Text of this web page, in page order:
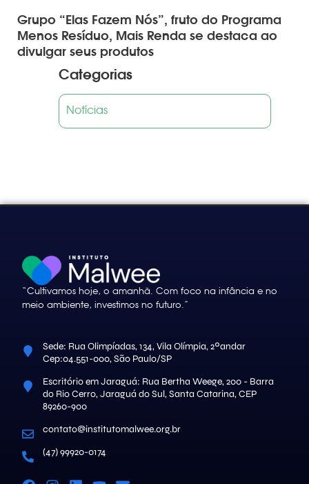
Grupo “Elas Fazem Nós”, fruto do Programa
Menos Resíduo, Mais Renda se destaca ao
divulgar seus produtos
Categorias
Notícias
“Cultivamos hoje, o amanhã. Com foco na infância e no
meio ambiente, investimos no futuro.”
Sede: Rua Olimpíadas, 134, Vila Olímpia, 2ºandar
Cep:04.551-000, São Paulo/SP
Escritório em Jaraguá: Rua Bertha Weege, 200 - Barra
do Rio Cerro, Jaraguá do Sul, Santa Catarina, CEP
89260-900
contato@institutomalwee.org.br
(47) 99920-0174